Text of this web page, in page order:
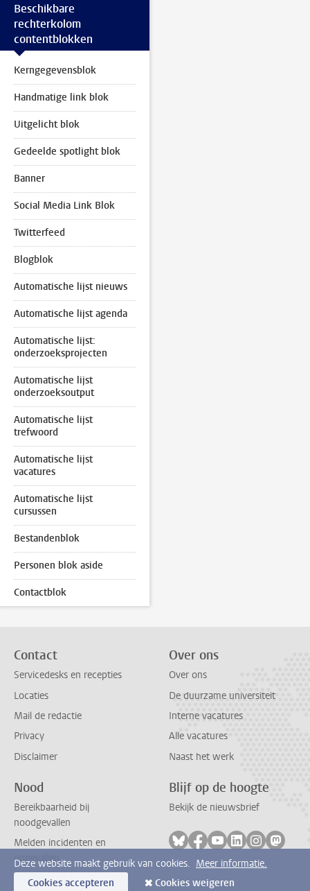
Beschikbare
rechterkolom
contentblokken
Kerngegevensblok
Handmatige link blok
Uitgelicht blok
Gedeelde spotlight blok
Banner
Social Media Link Blok
Twitterfeed
Blogblok
Automatische lijst nieuws
Automatische lijst agenda
Automatische lijst:
onderzoeksprojecten
Automatische lijst
onderzoeksoutput
Automatische lijst
trefwoord
Automatische lijst
vacatures
Automatische lijst
cursussen
Bestandenblok
Personen blok aside
Contactblok
Contact
Servicedesks en recepties
Locaties
Mail de redactie
Privacy
Disclaimer
Over ons
Over ons
De duurzame universiteit
Interne vacatures
Alle vacatures
Naast het werk
Nood
Bereikbaarheid bij
noodgevallen
Melden incidenten en
ongevallen
Blijf op de hoogte
Bekijk de nieuwsbrief
Volg ons op bluesky
Volg ons op facebook
Volg ons op
Volg ons op
Volg ons
Volg
Deze website maakt gebruik van cookies. Meer informatie.
Cookies accepteren
Cookies weigeren